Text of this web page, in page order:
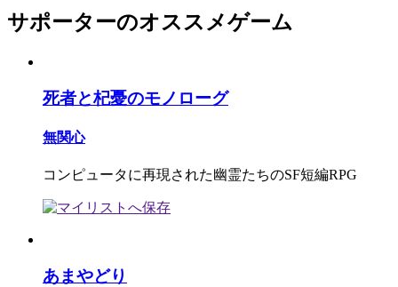
サポーターのオススメゲーム
死者と杞憂のモノローグ
無関心
コンピュータに再現された幽霊たちのSF短編RPG
あまやどり